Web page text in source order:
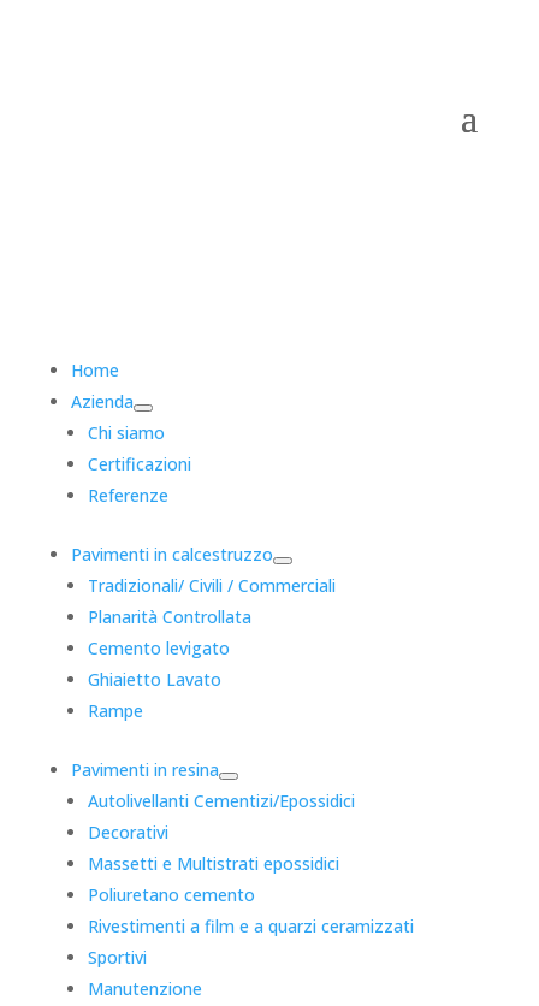
Home
Azienda
Chi siamo
Certificazioni
Referenze
Pavimenti in calcestruzzo
Tradizionali/ Civili / Commerciali
Planarità Controllata
Cemento levigato
Ghiaietto Lavato
Rampe
Pavimenti in resina
Autolivellanti Cementizi/Epossidici
Decorativi
Massetti e Multistrati epossidici
Poliuretano cemento
Rivestimenti a film e a quarzi ceramizzati
Sportivi
Manutenzione